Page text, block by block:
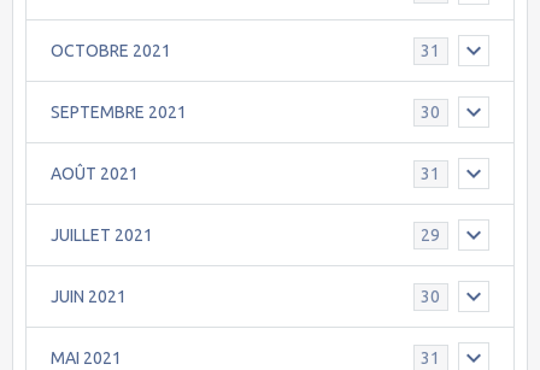
OCTOBRE 2021 31
SEPTEMBRE 2021 30
AOÛT 2021 31
JUILLET 2021 29
JUIN 2021 30
MAI 2021 31